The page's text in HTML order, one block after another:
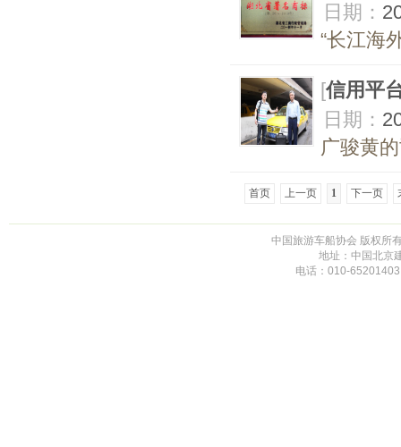
日期：
“长江海
[信用平
日期：
广骏黄
首页 上一页 1 下一页
中国旅游车船协会 版权所
地址：中国北京
电话：010-